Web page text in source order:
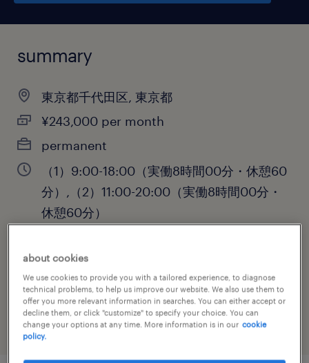
summary
東京都千代田区, 東京都
¥243,000 per month
permanent
（1）9:00-18:00（実働8時間00分・休憩60
分）,（2）11:00-20:00（実働8時間00分・
休憩60分）
job category
administrative & support services
about cookies
We use cookies to provide you with a tailored experience, to diagnose
technical problems, to help us improve our website. We also use them to
offer you more relevant information in searches. You can either accept or
decline them, or click "customize" to specify your choice. You can
change your options at any time. More information is in our cookie
policy.